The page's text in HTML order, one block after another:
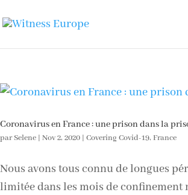
Coronavirus en France : une prison dans la
parSelene | Nov 2, 2020 | Covering Covid-19, France
Nous avons tous connu de longues
limitée dans les mois de confinement